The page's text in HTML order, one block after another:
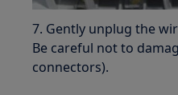
7. Gently unplug the
Be careful not to
connectors).